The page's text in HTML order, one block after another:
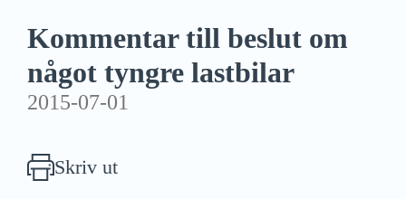
Kommentar till beslut om
något tyngre lastbilar
2015-07-01
Skriv ut